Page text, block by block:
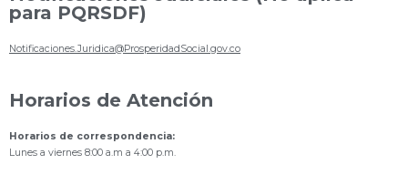
para PQRSDF)
Notificaciones.Juridica@ProsperidadSocial.gov.co
Horarios de Atención
Horarios de correspondencia:
Lunes a viernes 8:00 a.m a 4:00 p.m.